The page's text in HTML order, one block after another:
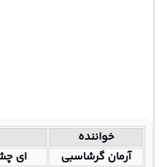
خواننده
آرمان گرشاسبی
ای